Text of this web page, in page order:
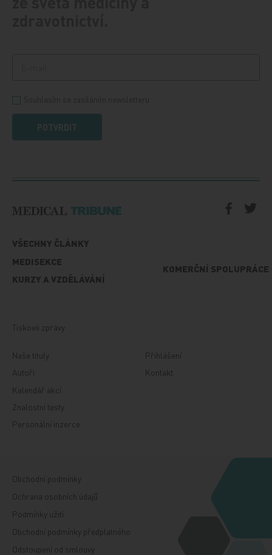
POTVRDIT
VŠECHNY ČLÁNKY
MEDISEKCE
KURZY A VZDĚLÁVÁNÍ
KOMERČNÍ SPOLUPRÁCE
Tiskové zprávy
Naše tituly
Autoři
Kalendář akcí
Znalostní testy
Personální inzerce
Přihlášení
Kontakt
Obchodní podmínky
Ochrana osobních údajů
Podmínky užití
Obchodní podmínky předplatného
Odstoupení od smlouvy